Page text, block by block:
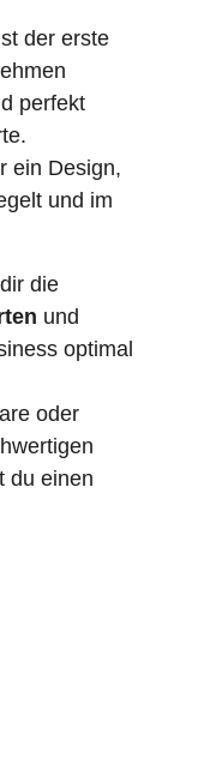
der erste
perfekt
ein Design,
und im
die
und
optimal
oder
du einen